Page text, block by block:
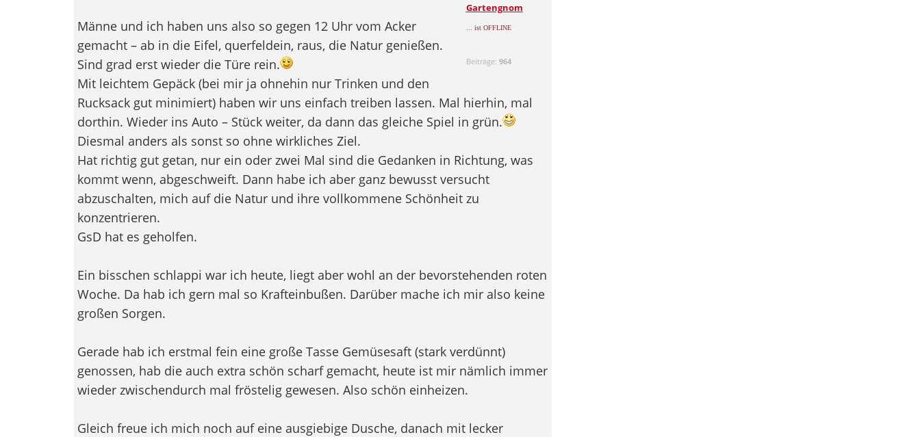
Gartengnom
... ist OFFLINE
Beiträge: 964
Männe und ich haben uns also so gegen 12 Uhr vom Acker
gemacht – ab in die Eifel, querfeldein, raus, die Natur genießen.
Sind grad erst wieder die Türe rein.
Mit leichtem Gepäck (bei mir ja ohnehin nur Trinken und den
Rucksack gut minimiert) haben wir uns einfach treiben lassen. Mal hierhin, mal
dorthin. Wieder ins Auto – Stück weiter, da dann das gleiche Spiel in grün.
Diesmal anders als sonst so ohne wirkliches Ziel.
Hat richtig gut getan, nur ein oder zwei Mal sind die Gedanken in Richtung, was
kommt wenn, abgeschweift. Dann habe ich aber ganz bewusst versucht
abzuschalten, mich auf die Natur und ihre vollkommene Schönheit zu
konzentrieren.
GsD hat es geholfen.
Ein bisschen schlappi war ich heute, liegt aber wohl an der bevorstehenden roten
Woche. Da hab ich gern mal so Krafteinbußen. Darüber mache ich mir also keine
großen Sorgen.
Gerade hab ich erstmal fein eine große Tasse Gemüsesaft (stark verdünnt)
genossen, hab die auch extra schön scharf gemacht, heute ist mir nämlich immer
wieder zwischendurch mal fröstelig gewesen. Also schön einheizen.
Gleich freue ich mich noch auf eine ausgiebige Dusche, danach mit lecker